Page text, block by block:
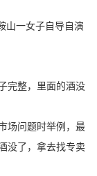
山一女子自导自演
完整，里面的酒没
场问题时举例，最
没了，拿去找专卖